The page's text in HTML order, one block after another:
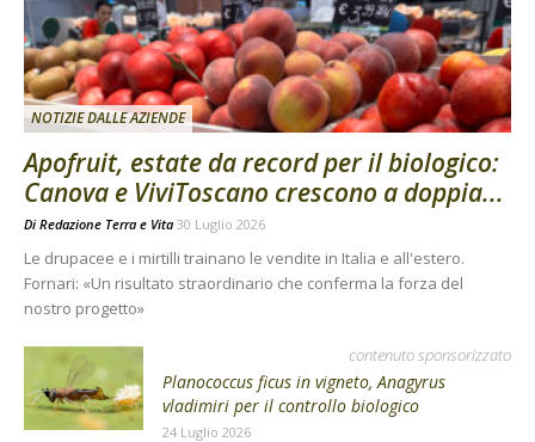
NOTIZIE DALLE AZIENDE
Apofruit, estate da record per il biologico:
Canova e ViviToscano crescono a doppia...
Di Redazione Terra e Vita 30 Luglio 2026
Le drupacee e i mirtilli trainano le vendite in Italia e all'estero.
Fornari: «Un risultato straordinario che conferma la forza del
nostro progetto»
contenuto sponsorizzato
Planococcus ficus in vigneto, Anagyrus
vladimiri per il controllo biologico
24 Luglio 2026